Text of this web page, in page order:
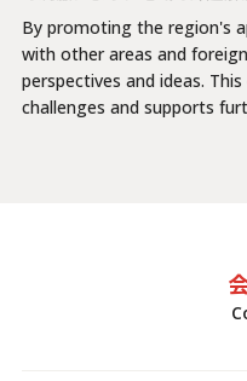
By promoting the region's
with other areas and
perspectives and ideas.
challenges and supports